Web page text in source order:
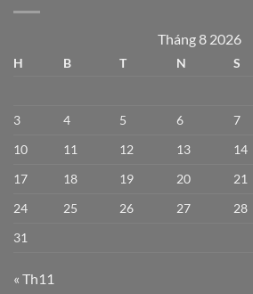
Tháng 8 2026
H B T N S
3
4 5 6 7
10
11 12 13 14
17
18 19 20 21
24
25 26 27 28
31
« Th11